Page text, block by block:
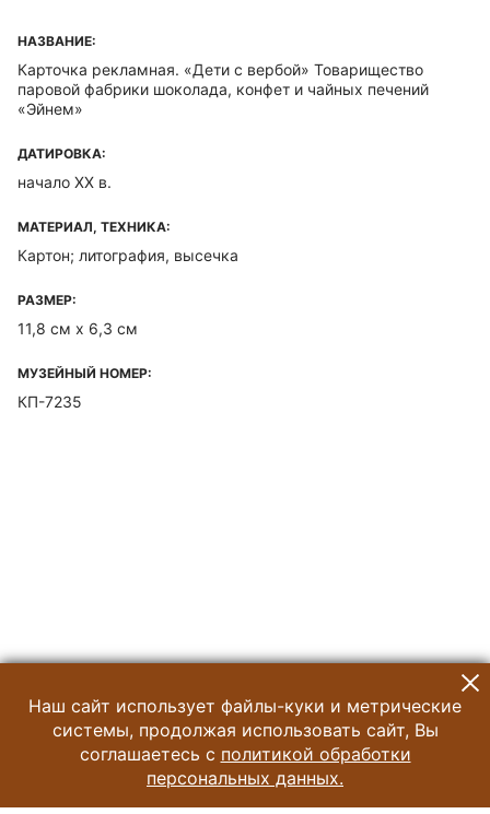
НАЗВАНИЕ:
Карточка рекламная. «Дети с вербой» Товарищество
паровой фабрики шоколада, конфет и чайных печений
«Эйнем»
ДАТИРОВКА:
начало XX в.
МАТЕРИАЛ, ТЕХНИКА:
Картон; литография, высечка
РАЗМЕР:
11,8 см х 6,3 см
МУЗЕЙНЫЙ НОМЕР:
КП-7235
Наш сайт использует файлы-куки и метрические
системы, продолжая использовать сайт, Вы
соглашаетесь с политикой обработки
персональных данных.